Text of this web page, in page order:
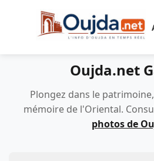
Oujda.net
Plongez dans le
mémoire de l'Oriental.
photos de